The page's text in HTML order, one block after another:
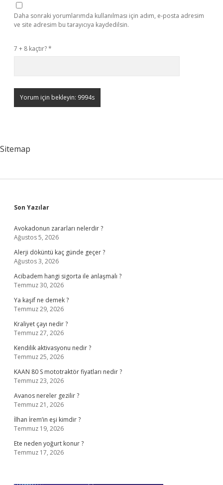
Daha sonraki yorumlarımda kullanılması için adım, e-posta adresim
ve site adresim bu tarayıcıya kaydedilsin.
7 + 8 kaçtır?*
Sitemap
Sidebar
Son Yazılar
Avokadonun zararları nelerdir ?
Ağustos 5, 2026
Alerji döküntü kaç günde geçer ?
Ağustos 3, 2026
Acibadem hangi sigorta ile anlaşmalı ?
Temmuz 30, 2026
Ya kaşif ne demek ?
Temmuz 29, 2026
Kraliyet çayı nedir ?
Temmuz 27, 2026
Kendilik aktivasyonu nedir ?
Temmuz 25, 2026
KAAN 80 S mototraktör fiyatları nedir ?
Temmuz 23, 2026
Avanos nereler gezilir ?
Temmuz 21, 2026
İlhan İrem’in eşi kimdir ?
Temmuz 19, 2026
Ete neden yoğurt konur ?
Temmuz 17, 2026